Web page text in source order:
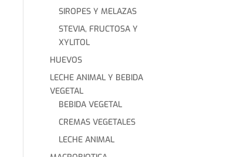
SIROPES Y MELAZAS
STEVIA, FRUCTOSA Y
XYLITOL
HUEVOS
LECHE ANIMAL Y BEBIDA
VEGETAL
BEBIDA VEGETAL
CREMAS VEGETALES
LECHE ANIMAL